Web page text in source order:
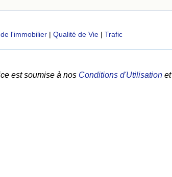
l'immobilier | Qualité de Vie | Trafic
est soumise à nos Conditions d'Utilisation et